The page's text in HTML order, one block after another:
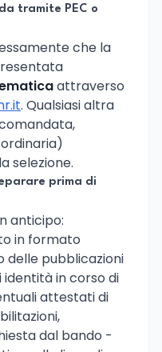
tramite PEC o
che la
attraverso
. Qualsiasi altra
selezione.
prima di
anticipo:
in formato
delle pubblicazioni
in corso di
attestati di
dal bando -